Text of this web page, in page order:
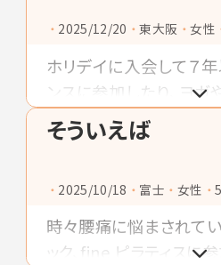
て続けに実施してカラダ
それと同時に日課のリ
兼ねたホリデイ通いを
すネ❗
2025/12/20 東大阪 女性
ホリデイに入会して７
ンスに参加したり、ヨガ
運動など行くたびに何を
クワクしながら身体を鍛
かってほっこりして癒さ
そういえば
2025/10/18 富士 女性
時々腰痛に悩まされて
ック、fine ピラティスに